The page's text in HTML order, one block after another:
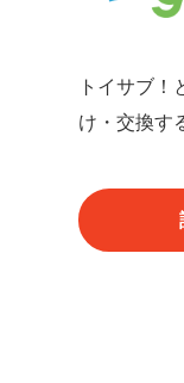
トイサブ
け・交換す